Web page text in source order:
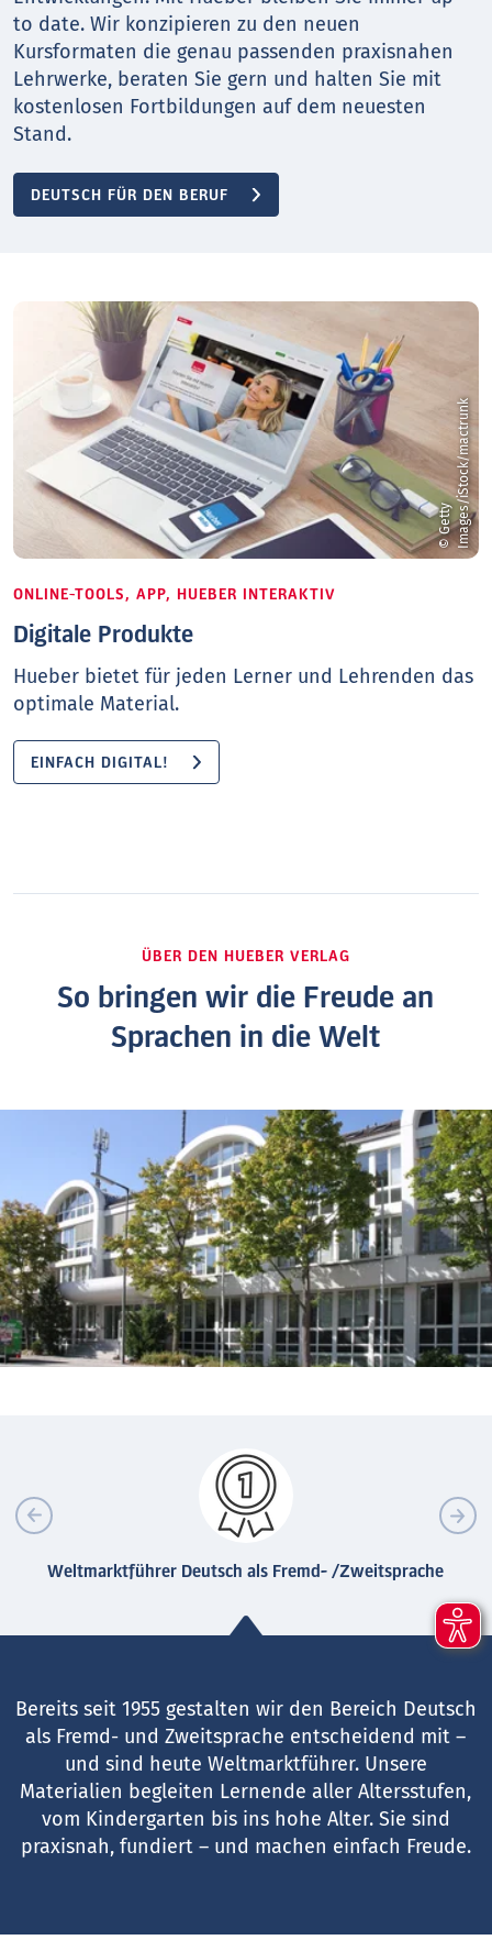
to date. Wir konzipieren zu den neuen
Kursformaten die genau passenden praxisnahen
Lehrwerke, beraten Sie gern und halten Sie mit
kostenlosen Fortbildungen auf dem neuesten
Stand.
DEUTSCH FÜR DEN BERUF
©
G
e
t
t
y
I
m
a
g
e
s
/
i
S
t
o
c
k
/
m
a
c
t
r
u
nk
ONLINE-TOOLS, APP, HUEBER INTERAKTIV
Digitale Produkte
Hueber bietet für jeden Lerner und Lehrenden das
optimale Material.
EINFACH DIGITAL!
ÜBER DEN HUEBER VERLAG
So bringen wir die Freude an
Sprachen in die Welt
Weltmarktführer Deutsch als Fremd- /Zweitsprache
Bereits seit 1955 gestalten wir den Bereich Deutsch
als Fremd- und Zweitsprache entscheidend mit –
und sind heute Weltmarktführer. Unsere
Materialien begleiten Lernende aller Altersstufen,
vom Kindergarten bis ins hohe Alter. Sie sind
praxisnah, fundiert – und machen einfach Freude.